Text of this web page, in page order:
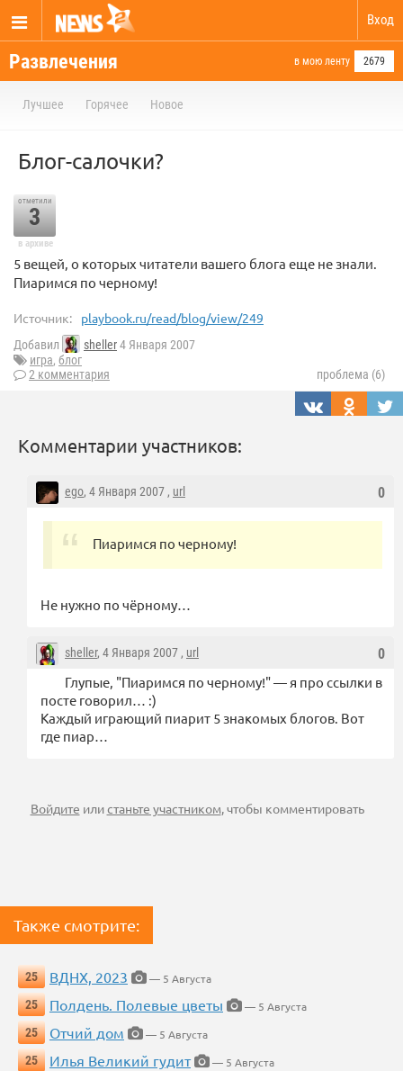
Вход
Развлечения в мою ленту 2679
Лучшее Горячее Новое
Блог-салочки?
отметили
3
в архиве
5 вещей, о которых читатели вашего блога еще не знали.
Пиаримся по черному!
Источник: playbook.ru/read/blog/view/249
Добавил sheller4 Января 2007
игра, блог
2 комментария
проблема (6)
Комментарии участников:
0
ego, 4 Января 2007 , url
Пиаримся по черному!
Не нужно по чёрному…
0
sheller, 4 Января 2007 , url
Глупые, "Пиаримся по черному!" — я про ссылки в
посте говорил… :)
Каждый играющий пиарит 5 знакомых блогов. Вот
где пиар…
Войдите илистаньте участником, чтобы комментировать
Также смотрите:
25 ВДНХ, 2023
— 5 Августа
25
Полдень. Полевые цветы
— 5 Августа
25
Отчий дом
— 5 Августа
25
Илья Великий гудит
— 5 Августа